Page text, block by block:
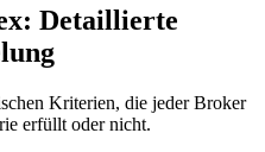
Detaillierte
Kriterien, die jeder Broker
erfüllt oder nicht.